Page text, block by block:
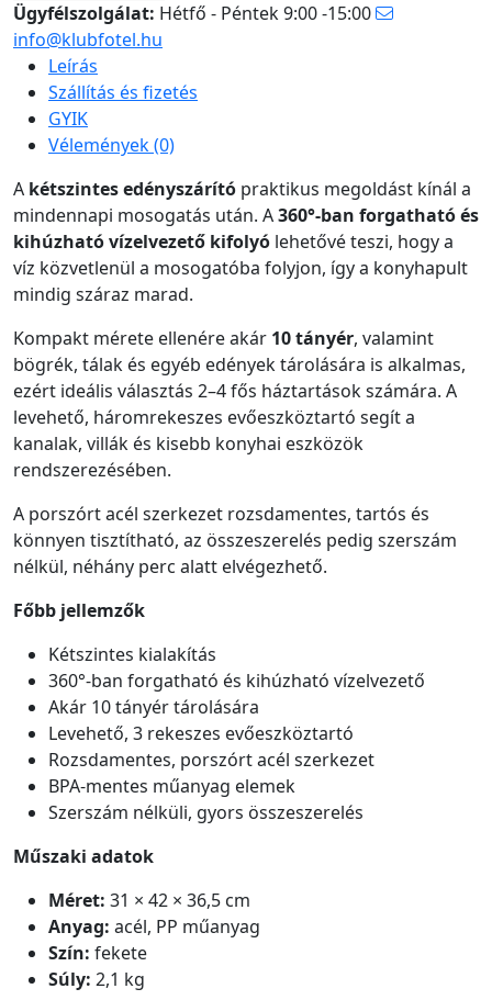
Ügyfélszolgálat: Hétfő - Péntek 9:00 -15:00
info@klubfotel.hu
Leírás
Szállítás és fizetés
GYIK
Vélemények (0)
A kétszintes edényszárító praktikus megoldást kínál a
mindennapi mosogatás után. A360°-ban forgatható és
kihúzható vízelvezető kifolyó lehetővé teszi, hogy a
víz közvetlenül a mosogatóba folyjon, így a konyhapult
mindig száraz marad.
Kompakt mérete ellenére akár 10 tányér, valamint
bögrék, tálak és egyéb edények tárolására is alkalmas,
ezért ideális választás 2–4 fős háztartások számára. A
levehető, háromrekeszes evőeszköztartó segít a
kanalak, villák és kisebb konyhai eszközök
rendszerezésében.
A porszórt acél szerkezet rozsdamentes, tartós és
könnyen tisztítható, az összeszerelés pedig szerszám
nélkül, néhány perc alatt elvégezhető.
Főbb jellemzők
Kétszintes kialakítás
360°-ban forgatható és kihúzható vízelvezető
Akár 10 tányér tárolására
Levehető, 3 rekeszes evőeszköztartó
Rozsdamentes, porszórt acél szerkezet
BPA-mentes műanyag elemek
Szerszám nélküli, gyors összeszerelés
Műszaki adatok
Méret: 31 × 42 × 36,5 cm
Anyag: acél, PP műanyag
Szín: fekete
Súly: 2,1 kg